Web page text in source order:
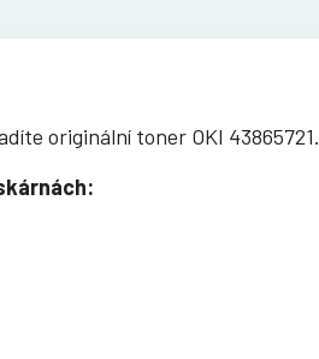
originální toner OKI 43865721.